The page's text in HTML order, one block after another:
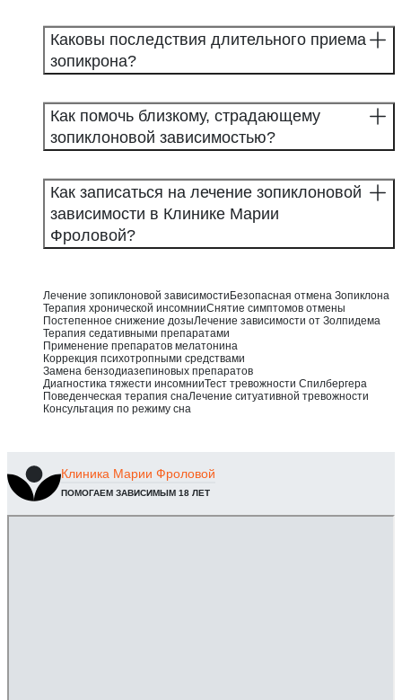
Каковы последствия длительного приема
зопикрона?
Как помочь близкому, страдающему
зопиклоновой зависимостью?
Как записаться на лечение зопиклоновой
зависимости в Клинике Марии
Фроловой?
Лечение зопиклоновой зависимости Безопасная отмена Зопиклона
Терапия хронической инсомнииСнятие симптомов отмены
Постепенное снижение дозыЛечение зависимости от Золпидема
Терапия седативными препаратами
Применение препаратов мелатонина
Коррекция психотропными средствами
Замена бензодиазепиновых препаратов
Диагностика тяжести инсомнииТест тревожности Спилбергера
Поведенческая терапия снаЛечение ситуативной тревожности
Консультация по режиму сна
Клиника Марии Фроловой
ПОМОГАЕМ ЗАВИСИМЫМ 18 ЛЕТ